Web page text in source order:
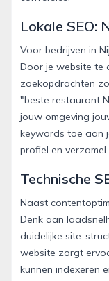
Lokale SEO:
Voor bedrijven in
Door je website te
zoekopdrachten
"beste restaurant
jouw omgeving
keywords toe aan
profiel en
Technische
Naast
Denk aan
duidelijke site-
website zorgt
kunnen indexeren